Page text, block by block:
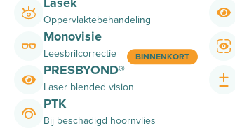
Oppervlaktebehandeling
Monovisie
Leesbrilcorrectie
PRESBYOND®
Laser blended vision
BINNENKORT
PTK
Bij beschadigd hoornvlies